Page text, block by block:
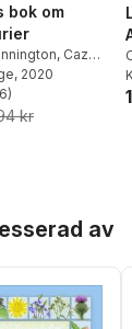
bok om
, Caz
, 2020
Totalt antal
6)
kr
av